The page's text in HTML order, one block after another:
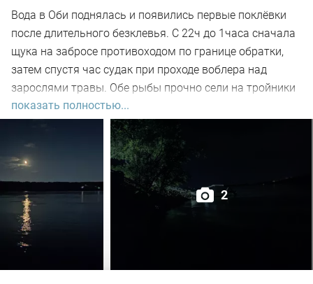
Вода в Оби поднялась и появились первые поклёвки
после длительного безклевья. С 22ч до 1часа сначала
щука на забросе противоходом по границе обратки,
затем спустя час судак при проходе воблера над
зарослями травы. Обе рыбы прочно сели на тройники
и при чистке оказались с пустыми желудками. Ждем
дальнейших поклёвок.
показать полностью...
2